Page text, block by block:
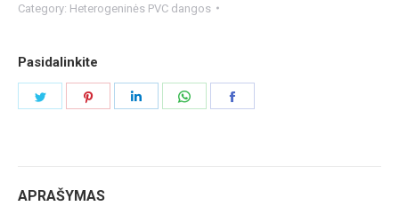
Category: Heterogeninės PVC dangos
Pasidalinkite
APRAŠYMAS